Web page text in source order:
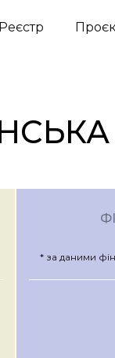
Реєстр
* за даними